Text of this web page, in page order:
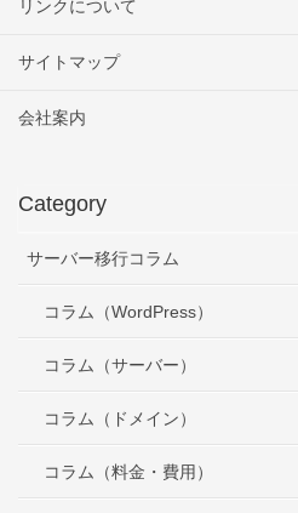
リンクについて
サイトマップ
会社案内
Category
サーバー移行コラム
コラム（WordPress）
コラム（サーバー）
コラム（ドメイン）
コラム（料金・費用）